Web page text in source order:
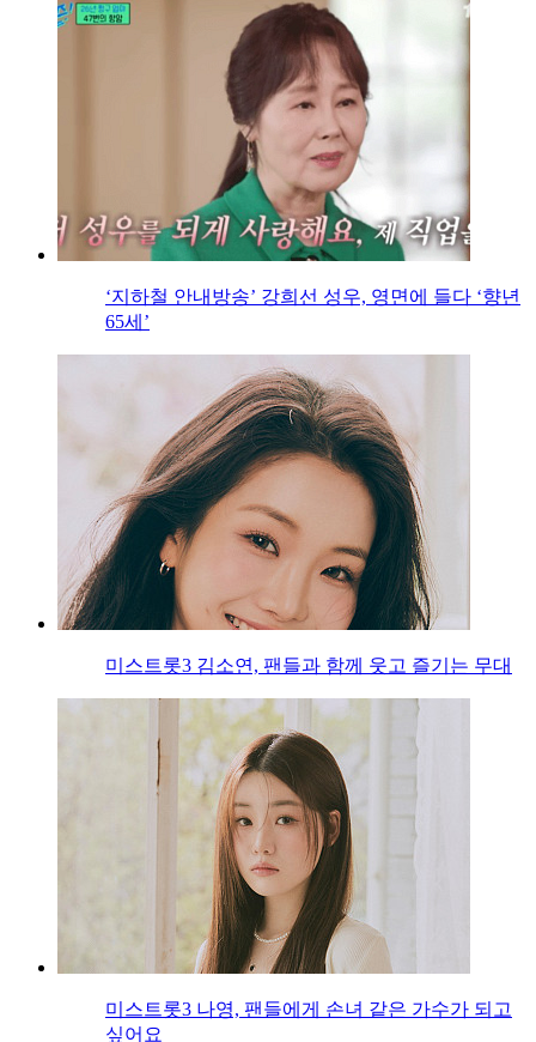
‘지하철 안내방송’ 강희선 성우, 영면에 들다 ‘향년
65세’
미스트롯3 김소연, 팬들과 함께 웃고 즐기는 무대
미스트롯3 나영, 팬들에게 손녀 같은 가수가 되고
싶어요